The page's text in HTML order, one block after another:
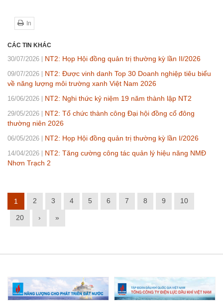
In
CÁC TIN KHÁC
30/07/2026 NT2: Họp Hội đồng quản trị thường kỳ lần II/2026
09/07/2026
NT2: Được vinh danh Top 30 Doanh nghiệp tiêu biểu
về năng lượng môi trường xanh Việt Nam 2026
16/06/2026 NT2: Nghi thức kỷ niệm 19 năm thành lập NT2
29/05/2026
NT2: Tổ chức thành công Đại hội đồng cổ đông
thường niên 2026
06/05/2026 NT2: Họp Hội đồng quản trị thường kỳ lần I/2026
14/04/2026
NT2: Tăng cường công tác quản lý hiệu năng NMĐ
Nhơn Trạch 2
1 2 3 4 5 6 7 8 9 10
20 › »